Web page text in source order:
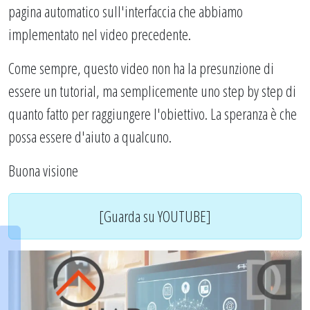
pagina automatico sull'interfaccia che abbiamo
implementato nel video precedente.
Come sempre, questo video non ha la presunzione di
essere un tutorial, ma semplicemente uno step by step di
quanto fatto per raggiungere l'obiettivo. La speranza è che
possa essere d'aiuto a qualcuno.
Buona visione
[Guarda su YOUTUBE]